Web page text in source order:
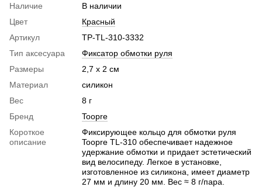
Наличие
В наличии
Цвет
Красный
Артикул
TP-TL-310-3332
Тип аксесуара
Фиксатор обмотки руля
Размеры
2,7 x 2 см
Материал
силикон
Вес
8 г
Бренд
Toopre
Короткое
описание
Фиксирующее кольцо для обмотки руля
Toopre TL-310 обеспечивает надежное
удержание обмотки и придает эстетический
вид велосипеду. Легкое в установке,
изготовленное из силикона, имеет диаметр
27 мм и длину 20 мм. Вес ≈ 8 г/пара.